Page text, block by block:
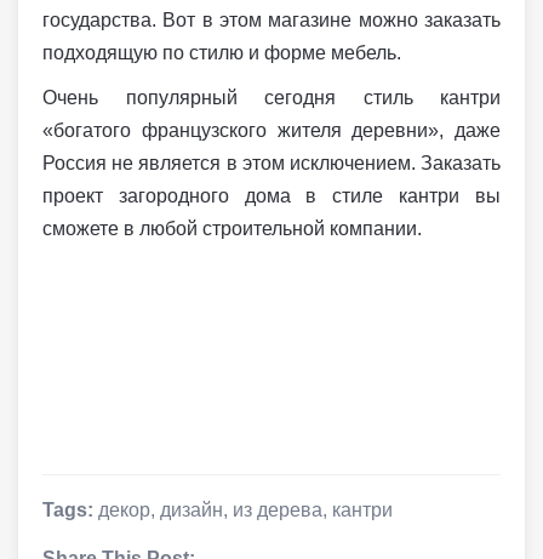
государства. Вот в этом магазине можно заказать
подходящую по стилю и форме мебель.
Очень популярный сегодня стиль кантри
«богатого французского жителя деревни», даже
Россия не является в этом исключением. Заказать
проект загородного дома в стиле кантри вы
сможете в любой строительной компании.
Tags: декор, дизайн, из дерева, кантри